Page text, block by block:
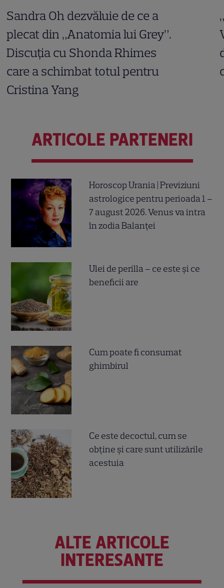
Sandra Oh dezvăluie de ce a
plecat din „Anatomia lui Grey”.
Discuția cu Shonda Rhimes
care a schimbat totul pentru
Cristina Yang
ARTICOLE PARTENERI
Horoscop Urania | Previziuni
astrologice pentru perioada 1 –
7 august 2026. Venus va intra
în zodia Balanței
Ulei de perilla – ce este și ce
beneficii are
Cum poate fi consumat
ghimbirul
Ce este decoctul, cum se
obţine şi care sunt utilizările
acestuia
ALTE ARTICOLE
INTERESANTE